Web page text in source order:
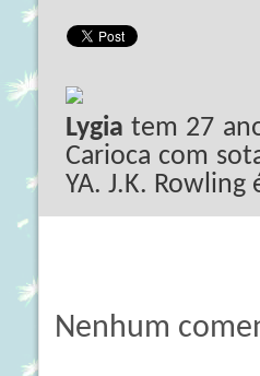
Lygia tem 27
Carioca com
YA. J.K.
Nenhum